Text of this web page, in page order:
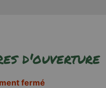
d'ouverture
fermé